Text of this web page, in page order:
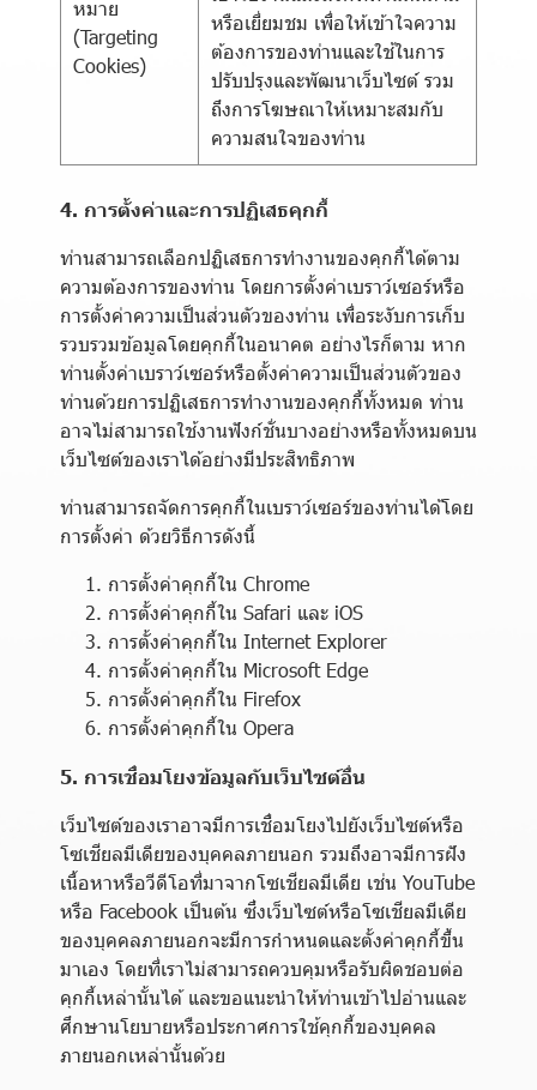
หมาย
(Targeting
Cookies)
หรือเยี่ยมชม เพื่อให้เข้าใจความ
ต้องการของท่านและใช้ในการ
ปรับปรุงและพัฒนาเว็บไซต์ รวม
ถึงการโฆษณาให้เหมาะสมกับ
ความสนใจของท่าน
4. การตั้งค่าและการปฏิเสธคุกกี้
ท่านสามารถเลือกปฏิเสธการทำงานของคุกกี้ได้ตาม
ความต้องการของท่าน โดยการตั้งค่าเบราว์เซอร์หรือ
การตั้งค่าความเป็นส่วนตัวของท่าน เพื่อระงับการเก็บ
รวบรวมข้อมูลโดยคุกกี้ในอนาคต อย่างไรก็ตาม หาก
ท่านตั้งค่าเบราว์เซอร์หรือตั้งค่าความเป็นส่วนตัวของ
ท่านด้วยการปฏิเสธการทำงานของคุกกี้ทั้งหมด ท่าน
อาจไม่สามารถใช้งานฟังก์ชั่นบางอย่างหรือทั้งหมดบน
เว็บไซต์ของเราได้อย่างมีประสิทธิภาพ
ท่านสามารถจัดการคุกกี้ในเบราว์เซอร์ของท่านได้โดย
การตั้งค่า ด้วยวิธีการดังนี้
การตั้งค่าคุกกี้ใน Chrome
การตั้งค่าคุกกี้ใน Safari และ iOS
การตั้งค่าคุกกี้ใน Internet Explorer
การตั้งค่าคุกกี้ใน Microsoft Edge
การตั้งค่าคุกกี้ใน Firefox
การตั้งค่าคุกกี้ใน Opera
5. การเชื่อมโยงข้อมูลกับเว็บไซต์อื่น
เว็บไซต์ของเราอาจมีการเชื่อมโยงไปยังเว็บไซต์หรือ
โซเชียลมีเดียของบุคคลภายนอก รวมถึงอาจมีการฝัง
เนื้อหาหรือวีดีโอที่มาจากโซเชียลมีเดีย เช่น YouTube
หรือ Facebook เป็นต้น ซึ่งเว็บไซต์หรือโซเชียลมีเดีย
ของบุคคลภายนอกจะมีการกำหนดและตั้งค่าคุกกี้ขึ้น
มาเอง โดยที่เราไม่สามารถควบคุมหรือรับผิดชอบต่อ
คุกกี้เหล่านั้นได้ และขอแนะนำให้ท่านเข้าไปอ่านและ
ศึกษานโยบายหรือประกาศการใช้คุกกี้ของบุคคล
ภายนอกเหล่านั้นด้วย